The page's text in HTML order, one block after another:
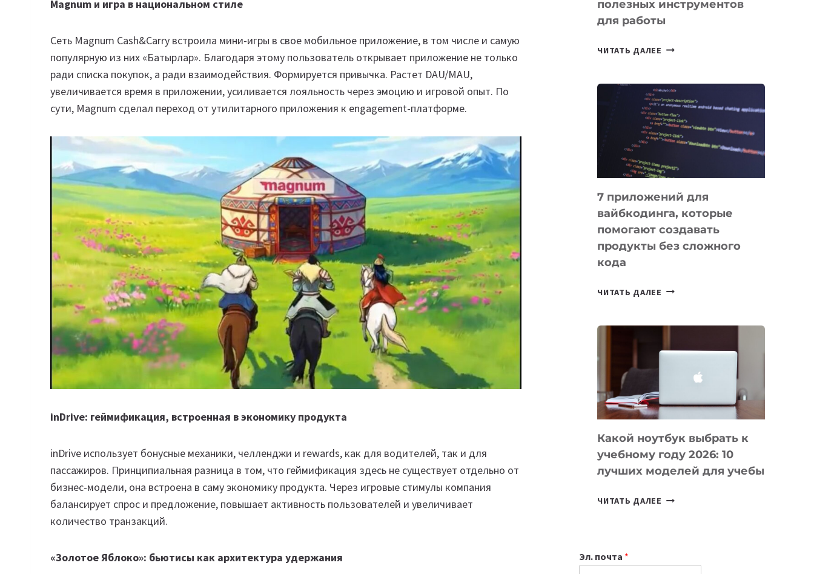
Magnum и игра в национальном стиле
Сеть Magnum Cash&Carry встроила мини-игры в свое мобильное приложение, в том числе и самую
популярную из них «Батырлар». Благодаря этому пользователь открывает приложение не только
ради списка покупок, а ради взаимодействия. Формируется привычка. Растет DAU/MAU,
увеличивается время в приложении, усиливается лояльность через эмоцию и игровой опыт. По
сути, Magnum сделал переход от утилитарного приложения к engagement-платформе.
inDrive: геймификация, встроенная в экономику продукта
inDrive использует бонусные механики, челленджи и rewards, как для водителей, так и для
пассажиров. Принципиальная разница в том, что геймификация здесь не существует отдельно от
бизнес-модели, она встроена в саму экономику продукта. Через игровые стимулы компания
балансирует спрос и предложение, повышает активность пользователей и увеличивает
количество транзакций.
«Золотое Яблоко»: бьютисы как архитектура удержания
полезных инструментов
для работы
ЧИТАТЬ ДАЛЕЕ ТАСК-
ПОЛЕЗНЫХ
ИНСТРУМЕНТОВ
ДЛЯ
РАБОТЫ
7 приложений для
вайбкодинга, которые
помогают создавать
продукты без сложного
кода
ЧИТАТЬ ДАЛЕЕ
КОТОРЫЕ
СОЗДАВАТЬ
БЕЗ
КОДА
Какой ноутбук выбрать к
учебному году 2026: 10
лучших моделей для учебы
ЧИТАТЬ ДАЛЕЕ КАКОЙ
Эл. почта *